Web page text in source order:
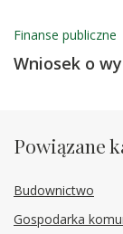
Finanse publiczne
Wniosek o
Powiązane
Budownictwo
Gospodarka